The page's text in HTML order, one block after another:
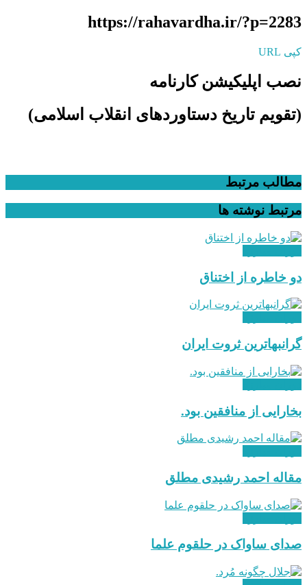
https://rahavardha.ir/?p=2283
کپی URL
نصب اپلیکیشن کارنامه
(تقویم تاریخ دستاوردهای انقلاب اسلامی​)
مطالب مرتبط
مرتبط نوشته ها
دو خاطره از اختناق
گرانبهاترین ثروت ایران
بخارایی از منافقین بود.
مقاله احمد رشیدی مطلق
صدای ساواک در حلقوم علما